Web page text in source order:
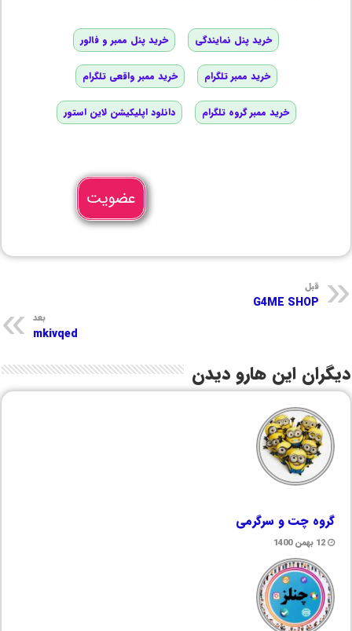
خرید پنل نمایندگی خرید پنل ممبر و فالور
خرید ممبر تلگرام خرید ممبر واقعی تلگرام
خرید ممبر گروه تلگرام دانلود اپلیکیشن لاین استور
عضویت
قبل
G4ME SHOP
بعد
mkivqed
دیگران این هارو دیدن
گروه چت و سرگرمی
12 بهمن 1400